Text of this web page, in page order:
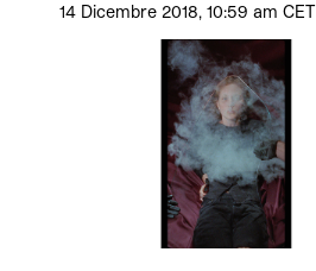
14 Dicembre 2018, 10:59 am CET